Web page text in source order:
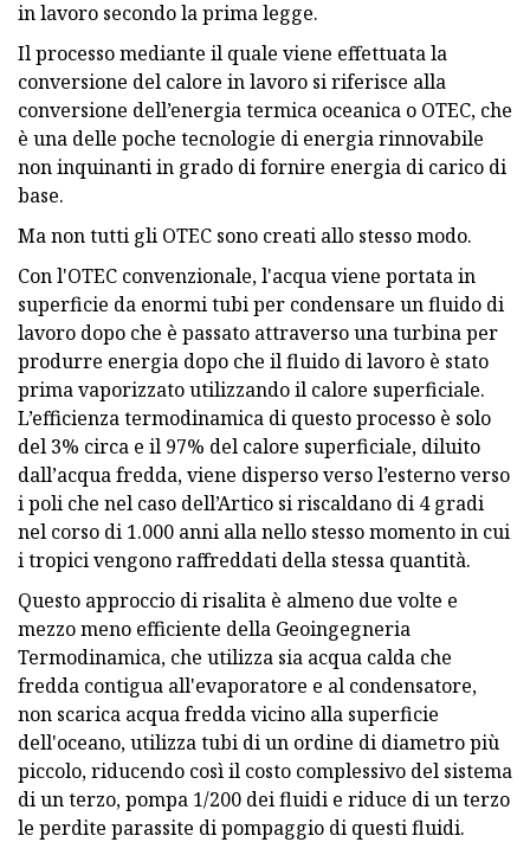
in lavoro secondo la prima legge.
Il processo mediante il quale viene effettuata la
conversione del calore in lavoro si riferisce alla
conversione dell’energia termica oceanica o OTEC, che
è una delle poche tecnologie di energia rinnovabile
non inquinanti in grado di fornire energia di carico di
base.
Ma non tutti gli OTEC sono creati allo stesso modo.
Con l'OTEC convenzionale, l'acqua viene portata in
superficie da enormi tubi per condensare un fluido di
lavoro dopo che è passato attraverso una turbina per
produrre energia dopo che il fluido di lavoro è stato
prima vaporizzato utilizzando il calore superficiale.
L’efficienza termodinamica di questo processo è solo
del 3% circa e il 97% del calore superficiale, diluito
dall’acqua fredda, viene disperso verso l’esterno verso
i poli che nel caso dell’Artico si riscaldano di 4 gradi
nel corso di 1.000 anni alla nello stesso momento in cui
i tropici vengono raffreddati della stessa quantità.
Questo approccio di risalita è almeno due volte e
mezzo meno efficiente della Geoingegneria
Termodinamica, che utilizza sia acqua calda che
fredda contigua all'evaporatore e al condensatore,
non scarica acqua fredda vicino alla superficie
dell'oceano, utilizza tubi di un ordine di diametro più
piccolo, riducendo così il costo complessivo del sistema
di un terzo, pompa 1/200 dei fluidi e riduce di un terzo
le perdite parassite di pompaggio di questi fluidi.